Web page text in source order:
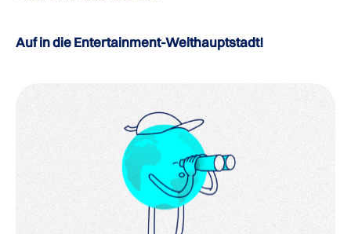
Auf in die Entertainment-Welthauptstadt!